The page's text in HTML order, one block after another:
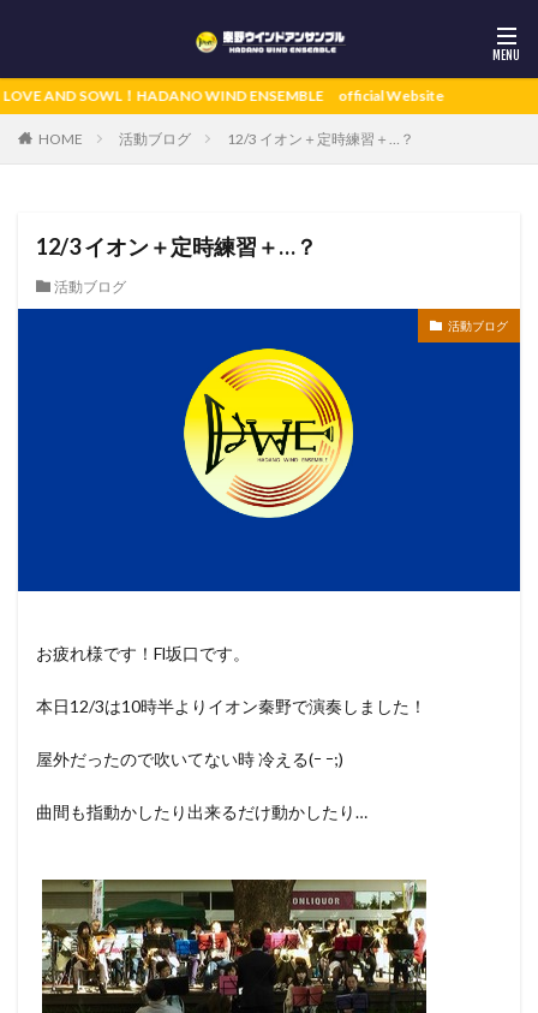
SOWL！HADANO WIND ENSEMBLE official Website
HOME 活動ブログ 12/3 イオン＋定時練習＋…？
12/3 イオン＋定時練習＋…？
活動ブログ
活動ブログ
お疲れ様です！Fl坂口です。
本日12/3は10時半よりイオン秦野で演奏しました！
屋外だったので吹いてない時 冷える(ｰ ｰ;)
曲間も指動かしたり出来るだけ動かしたり…